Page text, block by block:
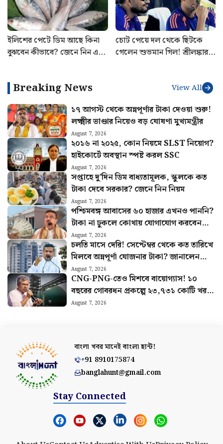
ইলিশের পেটে ডিম আছে কিনা
বুঝবেন কীভাবে? জেনে নিন এই
চোট পেয়ে দল থেকে ছিটকে
গেলেন শুভমান গিল! শ্রীলঙ্কার
Breaking News View All
১৭ আগস্ট থেকে অন্নপূর্ণার টাকা দেওয়া শুরু!
লক্ষ্মীর ভাণ্ডার নিয়েও বড় ঘোষণা মুখ্যমন্ত্রীর
August 7, 2026
২০১৬ না ২০২৫, কোন নিয়মে SLST নিয়োগ?
হাইকোর্টে অবস্থান স্পষ্ট করল SSC
August 7, 2026
সপ্তাহে দু’দিন ডিম বাধ্যতামূলক, স্কুলকে কত
টাকা দেবে সরকার? জেনে নিন নিয়ম
August 7, 2026
পশ্চিমবঙ্গ আবাসের ৬০ হাজার এখনও পাননি?
টাকা না ঢুকলে কোথায় যোগাযোগ করবেন
জানুন
August 7, 2026
চলতি মাসে দেরি! সেপ্টেম্বর থেকে কত তারিখে
মিলবে অন্নপূর্ণা যোজনার টাকা? জানালেন
মুখ্যমন্ত্রী
August 7, 2026
CNG-PNG-তেও মিশবে বায়োগ্যাস! ১০
বছরের গোবরধন প্রকল্পে ২৩,৭৩১ কোটি খরচ
করবে কেন্দ্র
August 7, 2026
বাংলা খবর মানেইবাংলা হান্ট!
+91 8910175874
banglahunt@gmail.com
Stay Connected